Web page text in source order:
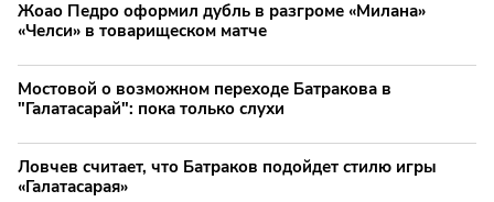
Жоао Педро оформил дубль в разгроме «Милана»
«Челси» в товарищеском матче
Мостовой о возможном переходе Батракова в
"Галатасарай": пока только слухи
Ловчев считает, что Батраков подойдет стилю игры
«Галатасарая»